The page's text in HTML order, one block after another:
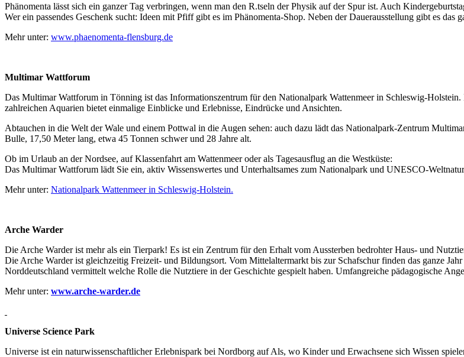
Phänomenta lässt sich ein ganzer Tag verbringen, wenn man den R.tseln der Physik auf der Spur ist. Auch
Wer ein passendes Geschenk sucht: Ideen mit Pfiff gibt es im Phänomenta-Shop. Neben der Dauerausstellung gibt es
Mehr unter: www.phaenomenta-flensburg.de
Multimar Wattforum
Das Multimar Wattforum in Tönning ist das Informationszentrum für den Nationalpark Wattenmeer in Schleswig-
zahlreichen Aquarien bietet einmalige Einblicke und Erlebnisse, Eindrücke und Ansichten.
Abtauchen in die Welt der Wale und einem Pottwal in die Augen sehen: auch dazu lädt das Nationalpark-Zentrum
Bulle, 17,50 Meter lang, etwa 45 Tonnen schwer und 28 Jahre alt.
Ob im Urlaub an der Nordsee, auf Klassenfahrt am Wattenmeer oder als Tagesausflug an die Westküste:
Das Multimar Wattforum lädt Sie ein, aktiv Wissenswertes und Unterhaltsames zum Nationalpark und UNESCO-
Mehr unter: Nationalpark Wattenmeer in Schleswig-Holstein.
Arche Warder
Die Arche Warder ist mehr als ein Tierpark! Es ist ein Zentrum für den Erhalt vom Aussterben bedrohter Haus- und
Die Arche Warder ist gleichzeitig Freizeit- und Bildungsort. Vom Mittelaltermarkt bis zur Schafschur finden das ganze
Norddeutschland vermittelt welche Rolle die Nutztiere in der Geschichte gespielt haben. Umfangreiche pädagogische
Mehr unter: www.arche-warder.de
Universe Science Park
Universe ist ein naturwissenschaftlicher Erlebnispark bei Nordborg auf Als, wo Kinder und Erwachsene sich Wissen